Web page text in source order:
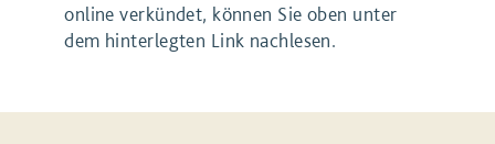
online verkündet, können Sie oben unter
dem hinterlegten Link nachlesen.